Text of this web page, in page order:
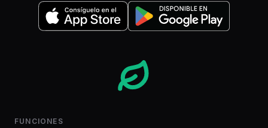
FUNCIONES